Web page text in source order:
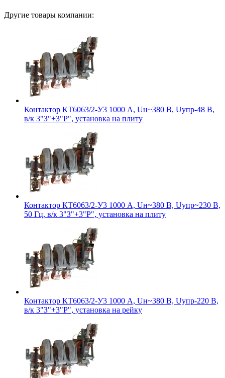
Другие товары компании:
Контактор КТ6063/2-У3 1000 А, Uн~380 В, Uупр-48 В,
в/к 3"З"+3"Р", установка на плиту
Контактор КТ6063/2-У3 1000 А, Uн~380 В, Uупр~230 В,
50 Гц, в/к 3"З"+3"Р", установка на плиту
Контактор КТ6063/2-У3 1000 А, Uн~380 В, Uупр-220 В,
в/к 3"З"+3"Р", установка на рейку